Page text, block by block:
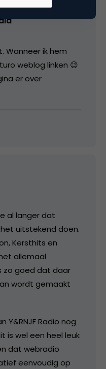
Wanneer ik hem
weblog linken 😉
er over
al langer dat
uitstekend doen.
Kersthits en
allemaal
zo goed dat daar
wordt gemaakt
Y&RNJF Radio nog
is wel een heel leuk
dat webradio
eenvoudig op